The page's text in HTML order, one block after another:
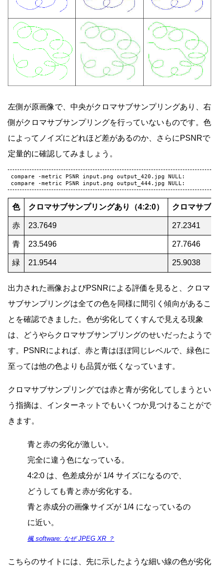
左側が原画像で、中央がクロマサブサンプリングあり、右
側がクロマサブサンプリングを行っていないものです。色
によってノイズにどれほど差があるのか、さらにPSNRで
定量的に確認してみましょう。
compare -metric PSNR input.png output_420.jpg
NULL:
compare
-metric PSNR input.png output_444.jpg
色 クロマサブサンプリングあり（4:2:0） クロマサブ
赤 23.7649 27.2341
青 23.5496 27.7646
緑 21.9544 25.9038
出力された画像およびPSNRによる評価を見ると、クロマ
サブサンプリングは全ての色を同様に間引く傾向があるこ
とを確認できました。色が劣化してくすんで見える現象
は、どうやらクロマサブサンプリングのせいだったようで
す。PSNRによれば、赤と青はほぼ同じレベルで、緑色に
至っては他の色よりも品質が低くなっています。
クロマサブサンプリングでは赤と青が劣化してしまうとい
う指摘は、インターネットでもいくつか見つけることがで
きます。
青と赤の劣化が激しい。
完全に違う色になっている。
4:2:0 は、色差成分が 1/4 サイズになるので、
どうしても青と赤が劣化する。
青と赤成分の画像サイズが 1/4 になっているの
に近い。
楓 software: なぜ JPEG XR ？
こちらのサイトには、先に示したような細い線の色が劣化